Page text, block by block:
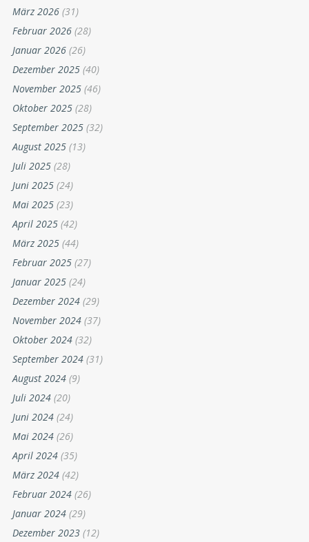
März 2026 (31)
Februar 2026 (28)
Januar 2026 (26)
Dezember 2025 (40)
November 2025 (46)
Oktober 2025 (28)
September 2025 (32)
August 2025 (13)
Juli 2025 (28)
Juni 2025 (24)
Mai 2025 (23)
April 2025 (42)
März 2025 (44)
Februar 2025 (27)
Januar 2025 (24)
Dezember 2024 (29)
November 2024 (37)
Oktober 2024 (32)
September 2024 (31)
August 2024 (9)
Juli 2024 (20)
Juni 2024 (24)
Mai 2024 (26)
April 2024 (35)
März 2024 (42)
Februar 2024 (26)
Januar 2024 (29)
Dezember 2023 (12)